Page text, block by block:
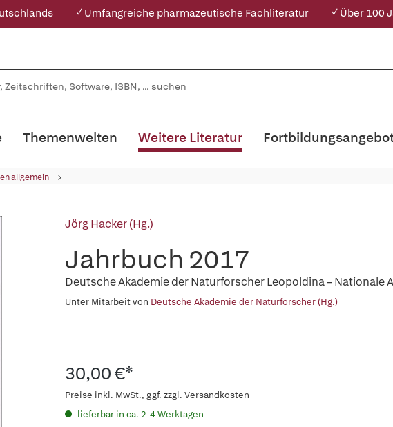
✓ Umfangreiche pharmazeutische Fachliteratur ✓ Über 100
Themenwelten Weitere Literatur
allgemein
Jörg Hacker (Hg.)
Jahrbuch 2017
Deutsche Akademie der Naturforscher Leopoldina – Nationale
Unter Mitarbeit von Deutsche Akademie der Naturforscher (Hg.)
30,00 €*
Preise inkl. MwSt., ggf. zzgl. Versandkosten
lieferbar in ca. 2-4 Werktagen